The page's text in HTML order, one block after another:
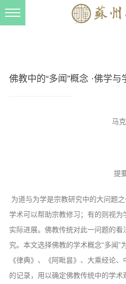
法音宣流
音频视频
弘法书籍
助印功德
佛教中的“多闻”概念 ·佛学
马
提
为道与为学是宗教研究中的大问题
学术可以帮助宗教修习；有的则视
实际进展。佛教传统对此一问题的
究。本文选择佛教的学术概念“多闻”
《律典》、《阿毗昙》、大乘经论
的记录，用以确定佛教传统中的学